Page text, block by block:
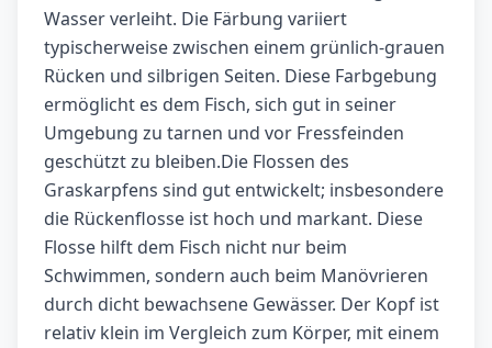
Wasser verleiht. Die Färbung variiert
typischerweise zwischen einem grünlich-grauen
Rücken und silbrigen Seiten. Diese Farbgebung
ermöglicht es dem Fisch, sich gut in seiner
Umgebung zu tarnen und vor Fressfeinden
geschützt zu bleiben.Die Flossen des
Graskarpfens sind gut entwickelt; insbesondere
die Rückenflosse ist hoch und markant. Diese
Flosse hilft dem Fisch nicht nur beim
Schwimmen, sondern auch beim Manövrieren
durch dicht bewachsene Gewässer. Der Kopf ist
relativ klein im Vergleich zum Körper, mit einem